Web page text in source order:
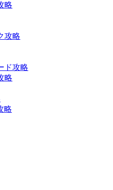
略
攻略
ド攻略
略
略